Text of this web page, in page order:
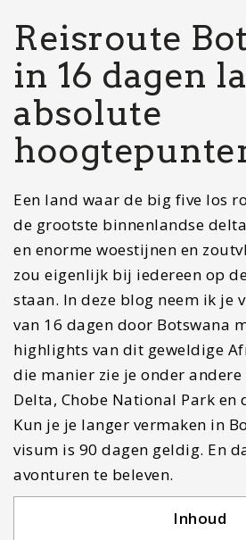
Reisroute
in 16 dagen
absolute
Een land waar de big five los
de grootste binnenlandse
en enorme woestijnen en
zou eigenlijk bij iedereen op
staan. In deze blog neem ik je
van 16 dagen door Botswana
highlights van dit geweldige
die manier zie je onder andere
Delta, Chobe National Park en
Kun je je langer vermaken in
visum is 90 dagen geldig. En
avonturen te beleven.
Inhoud